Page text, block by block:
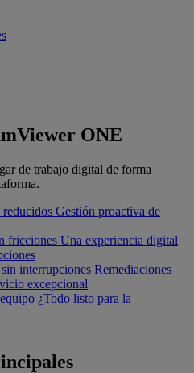
ONE
de trabajo digital de forma
reducidos Gestión proactiva de
fricciones Una experiencia digital
interrupciones Remediaciones
excepcional
¿Todo listo para la